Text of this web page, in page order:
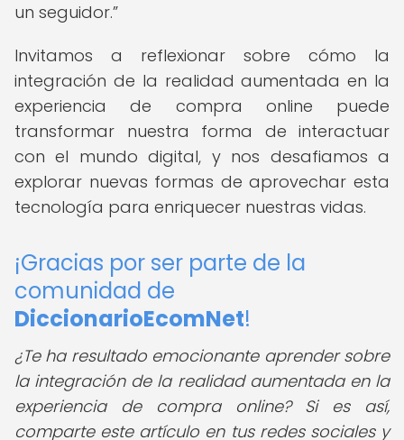
un seguidor.
Invitamos a reflexionar sobre cómo la
integración de la realidad aumentada en la
experiencia de compra online puede
transformar nuestra forma de interactuar
con el mundo digital, y nos desafiamos a
explorar nuevas formas de aprovechar esta
tecnología para enriquecer nuestras vidas.
¡Gracias por ser parte de la
comunidad de
DiccionarioEcomNet!
¿Te ha resultado emocionante aprender sobre
la integración de la realidad aumentada en la
experiencia de compra online? Si es así,
comparte este artículo en tus redes sociales y